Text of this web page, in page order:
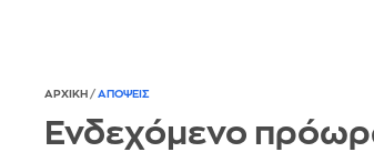
ΑΡΧΙΚΗ / ΑΠΟΨΕΙΣ
Ενδεχόμενο